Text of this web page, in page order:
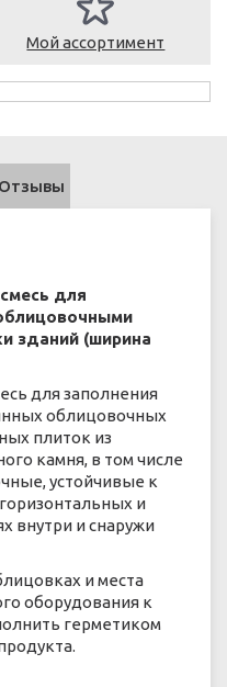
Мой ассортимент
Отзывы
для
зданий (ширина
для заполнения
облицовочных
плиток из
камня, в том числе
устойчивые к
и
внутри и снаружи
и места
оборудования к
герметиком